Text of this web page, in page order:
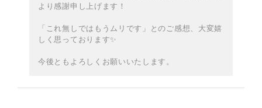
より感謝申し上げます！
「これ無しではもうムリです」とのご感想、大変嬉
しく思っております✨
今後ともよろしくお願いいたします。